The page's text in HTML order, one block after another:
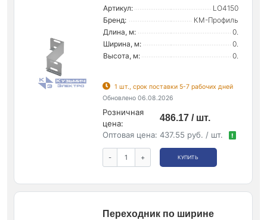
Артикул:
LO4150
Бренд:
КМ-Профиль
Длина, м:
0.
Ширина, м:
0.
Высота, м:
0.
1 шт., срок поставки 5-7 рабочих дней
Обновлено 06.08.2026
Розничная
цена:
486.17 / шт.
Оптовая цена: 437.55 руб. / шт. !
- + КУПИТЬ
Переходник по ширине